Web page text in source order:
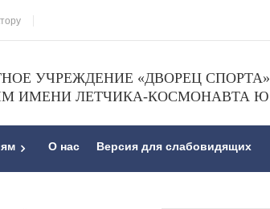
УЧРЕЖДЕНИЕ «ДВОРЕЦ
ИМЕНИ ЛЕТЧИКА-КОСМОНАВТА
О нас Версия для слабовидящих